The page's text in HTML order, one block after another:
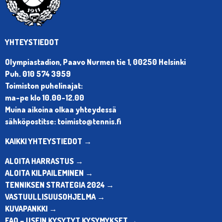
YHTEYSTIEDOT
Olympiastadion, Paavo Nurmen tie 1, 00250 Helsinki
Puh. 010 574 3959
Toimiston puhelinajat:
ma-pe klo 10.00-12.00
Muina aikoina olkaa yhteydessä
sähköpostitse: toimisto@tennis.fi
KAIKKI YHTEYSTIEDOT →
ALOITA HARRASTUS →
ALOITA KILPAILEMINEN →
TENNIKSEN STRATEGIA 2024 →
VASTUULLISUUSOHJELMA →
KUVAPANKKI →